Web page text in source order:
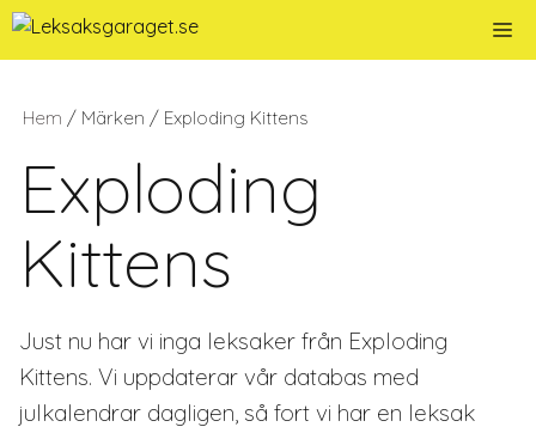
Hoppa
till
Hem / Märken / Exploding Kittens
Exploding
Kittens
Just nu har vi inga leksaker från Exploding
Kittens. Vi uppdaterar vår databas med
julkalendrar dagligen, så fort vi har en leksak